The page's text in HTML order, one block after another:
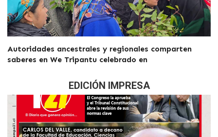
Autoridades ancestrales y regionales comparten
saberes en We Tripantu celebrado en
EDICIÓN IMPRESA